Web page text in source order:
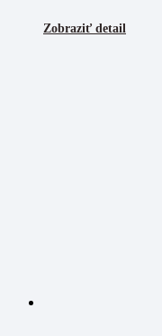
Zobraziť detail